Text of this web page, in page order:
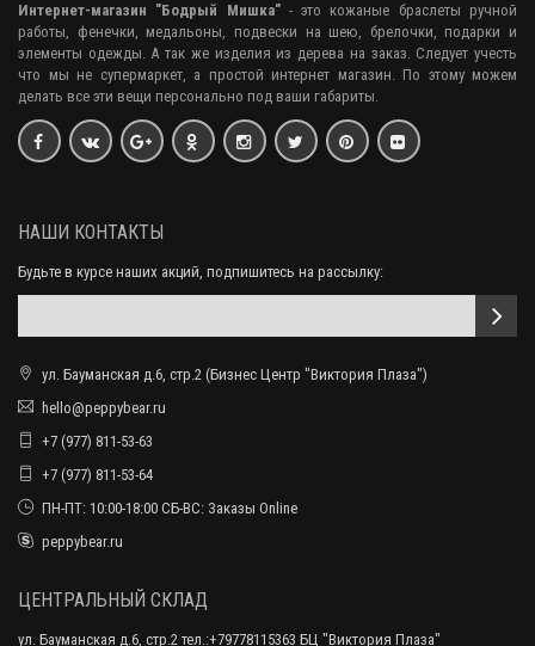
Интернет-магазин "Бодрый Мишка"- это кожаные браслеты ручной
работы, фенечки, медальоны, подвески на шею, брелочки, подарки и
элементы одежды. А так же изделия из дерева на заказ. Следует учесть
что мы не супермаркет, а простой интернет магазин. По этому можем
делать все эти вещи персонально под ваши габариты.
НАШИ КОНТАКТЫ
Будьте в курсе наших акций, подпишитесь на рассылку:
ул. Бауманская д.6, стр.2 (Бизнес Центр "Виктория Плаза")
hello@peppybear.ru
+7 (977) 811-53-63
+7 (977) 811-53-64
ПН-ПТ: 10:00-18:00 СБ-ВС: Заказы Online
peppybear.ru
ЦЕНТРАЛЬНЫЙ СКЛАД
ул. Бауманская д.6, стр.2 тел.:+79778115363 БЦ "Виктория Плаза"